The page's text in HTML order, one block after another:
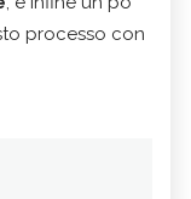
processo con